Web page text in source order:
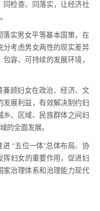
同检查、同落实，让经济社
实男女平等基本国策，在
分考虑男女两性的现实差异
容、可持续的发展环境，
顾妇女在政治、经济、文
展利益，有效解决制约妇
、区域、民族群体之间妇
的全面发展。
“五位一体”总体布局、协
挥妇女的重要作用，促进妇
家治理体系和治理能力现代